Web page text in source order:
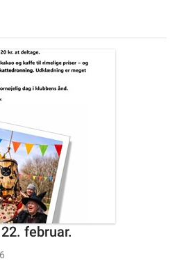
februar.